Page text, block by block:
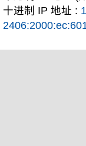
十进制 IP 地址 :